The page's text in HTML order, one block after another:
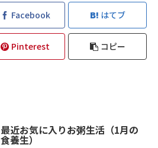
Facebook はてブ
Pinterest コピー
最近お気に入りお粥生活（1月の
食養生）